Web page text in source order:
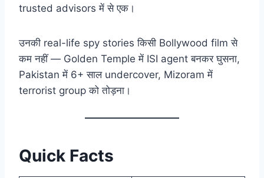
trusted advisors में से एक।
उनकी real-life spy stories किसी Bollywood film से
कम नहीं — Golden Temple में ISI agent बनकर घुसना,
Pakistan में 6+ साल undercover, Mizoram में
terrorist group को तोड़ना।
Quick Facts